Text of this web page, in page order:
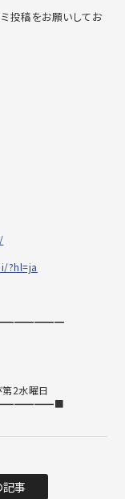
投稿をお願いしてお
?hl=ja
2水曜日
記事